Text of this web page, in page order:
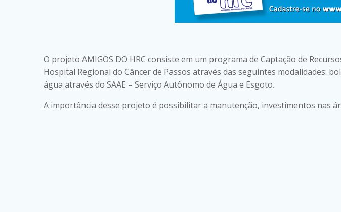
O projeto AMIGOS DO HRC consiste em um programa de Captação de
Hospital Regional do Câncer de Passos através das seguintes modalidades:
água através do SAAE – Serviço Autônomo de Água e Esgoto.
A importância desse projeto é possibilitar a manutenção, investimentos nas